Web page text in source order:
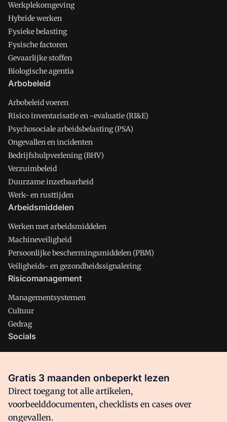
Werkplekomgeving
Hybride werken
Fysieke belasting
Fysische factoren
Gevaarlijke stoffen
Biologische agentia
Arbobeleid
Arbobeleid voeren
Risico inventarisatie en -evaluatie (RI&E)
Psychosociale arbeidsbelasting (PSA)
Ongevallen en incidenten
Bedrijfshulpverlening (BHV)
Verzuimbeleid
Duurzame inzetbaarheid
Werk- en rusttijden
Arbeidsmiddelen
Werken met arbeidsmiddelen
Machineveiligheid
Persoonlijke beschermingsmiddelen (PBM)
Veiligheids- en gezondheidssignalering
Risicomanagement
Managementsystemen
Cultuur
Gedrag
Socials
Facebook
Gratis 3 maanden onbeperkt lezen
Direct toegang tot alle artikelen,
voorbeelddocumenten, checklists en cases over
ongevallen.